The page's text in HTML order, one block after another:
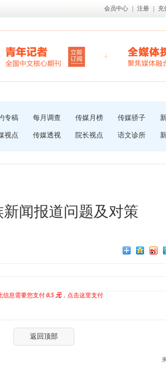
会员中心 注册 充
专稿 每月调查 传媒月榜 传媒骄子
视点 传媒透视 院长视点 语文诊所
闻报道问题及对策
信息需要您支付 0.5 元，点击这里支付
返回顶部